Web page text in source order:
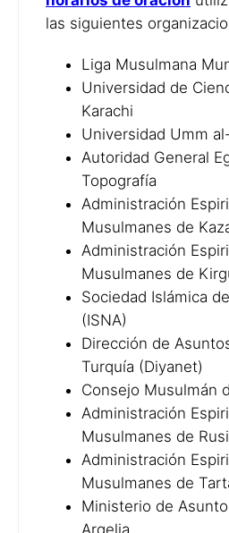
las siguientes
Liga Musulmana
Universidad de
Karachi
Universidad Umm
Autoridad General
Topografía
Administración
Musulmanes de
Administración
Musulmanes de
Sociedad Islámica
(ISNA)
Dirección de
Turquía (Diyanet)
Consejo Musulmán
Administración
Musulmanes de
Administración
Musulmanes de
Ministerio de